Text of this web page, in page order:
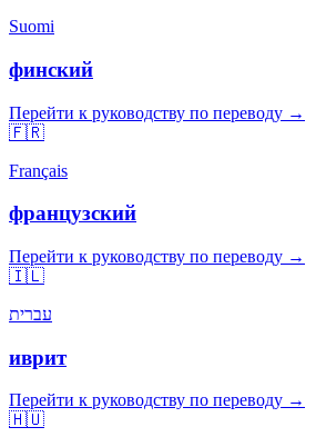
Suomi
финский
Перейти к руководству по переводу →
🇫🇷
Français
французский
Перейти к руководству по переводу →
🇮🇱
עברית
иврит
Перейти к руководству по переводу →
🇭🇺